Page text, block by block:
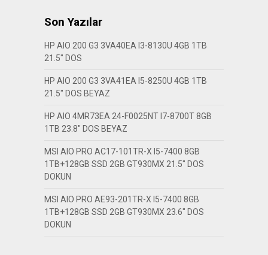
Son Yazılar
HP AIO 200 G3 3VA40EA I3-8130U 4GB 1TB
21.5″ DOS
HP AIO 200 G3 3VA41EA I5-8250U 4GB 1TB
21.5″ DOS BEYAZ
HP AIO 4MR73EA 24-F0025NT I7-8700T 8GB
1TB 23.8″ DOS BEYAZ
MSI AIO PRO AC17-101TR-X I5-7400 8GB
1TB+128GB SSD 2GB GT930MX 21.5″ DOS
DOKUN
MSI AIO PRO AE93-201TR-X I5-7400 8GB
1TB+128GB SSD 2GB GT930MX 23.6″ DOS
DOKUN